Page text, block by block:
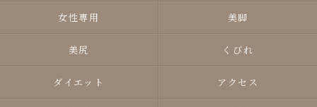
女性専用 美脚
美尻 くびれ
ダイエット アクセス